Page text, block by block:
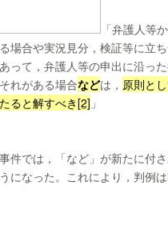
「弁護人等
場合や実況見分，検証等に立
って，弁護人等の申出に沿っ
れがある場合などは， 原則と
ると解すべき[2] 」
では，「など」が新たに付
になった。これにより，判例